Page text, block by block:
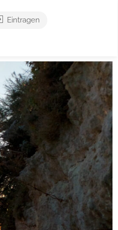
Eintragen